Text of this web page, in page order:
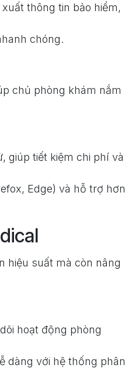
thông tin bảo hiểm,
chóng.
chủ phòng khám nắm
giúp tiết kiệm chi phí và
Edge) và hỗ trợ hơn
hiệu suất mà còn nâng
hoạt động phòng
dàng với hệ thống phân